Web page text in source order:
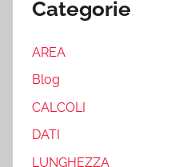
Categorie
AREA
Blog
CALCOLI
DATI
LUNGHEZZA